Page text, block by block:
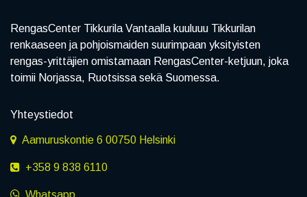
RengasCenter Tikkurila Vantaalla kuuluuu Tikkurilan
renkaaseen ja pohjoismaiden suurimpaan yksityisten
rengas-yrittäjien omistamaan RengasCenter-ketjuun, joka
toimii Norjassa, Ruotsissa sekä Suomessa.
Yhteystiedot
Aamuruskontie 6 00750 Helsinki
+358 9 838 6110
Whatsapp